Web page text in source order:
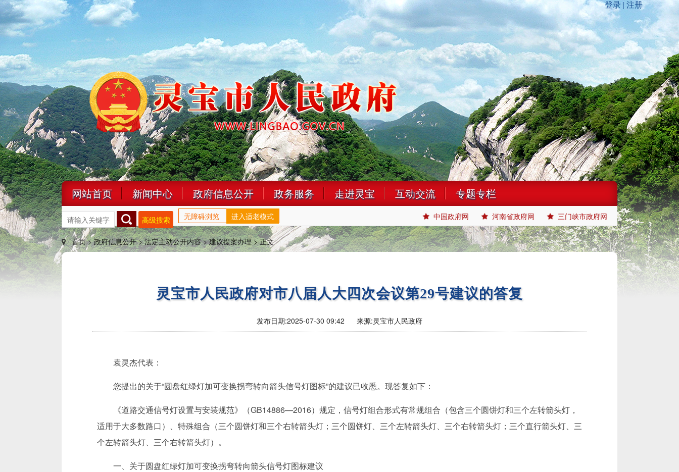
网站首页 新闻中心 政府信息公开 政务服务 走进灵宝 互动交流 专题专栏
高级搜索 无障碍浏览 进入适老模式 中国政府网 河南省政府网 三门峡市政府网
首页 >政府信息公开 >法定主动公开内容 >建议提案办理 >正文
灵宝市人民政府对市八届人大四次会议第29号建议的答复
发布日期:2025-07-30 09:42 来源:灵宝市人民政府
袁灵杰代表：
您提出的关于“圆盘红绿灯加可变换拐弯转向箭头信号灯图标”的建议已收悉。现答复如下：
《道路交通信号灯设置与安装规范》（GB14886—2016）规定，信号灯组合形式有常规组合（包含三个圆饼灯和三个左转箭头灯，
适用于大多数路口）、特殊组合（三个圆饼灯和三个右转箭头灯；三个圆饼灯、三个左转箭头灯、三个右转箭头灯；三个直行箭头灯、三
个左转箭头灯、三个右转箭头灯）。
一、关于圆盘红绿灯加可变换拐弯转向箭头信号灯图标建议